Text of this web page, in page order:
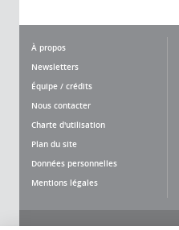
À propos
Newsletters
Équipe / crédits
Nous contacter
Charte d'utilisation
Plan du site
Données personnelles
Mentions légales